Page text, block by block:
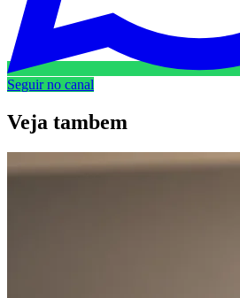
Seguir no canal
Veja tambem